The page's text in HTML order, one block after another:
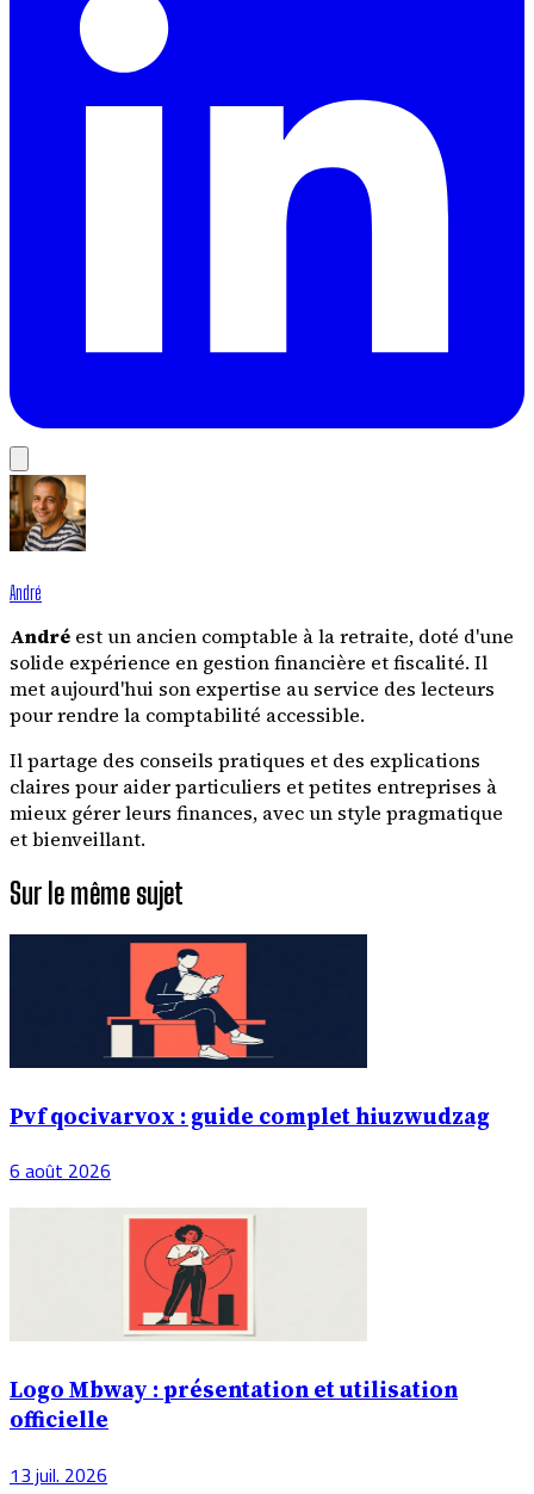
André
André est un ancien comptable à la retraite, doté d'une
solide expérience en gestion financière et fiscalité. Il
met aujourd'hui son expertise au service des lecteurs
pour rendre la comptabilité accessible.
Il partage des conseils pratiques et des explications
claires pour aider particuliers et petites entreprises à
mieux gérer leurs finances, avec un style pragmatique
et bienveillant.
Sur le même sujet
Pvf qocivarvox : guide complet hiuzwudzag
6 août 2026
Logo Mbway : présentation et utilisation
officielle
13 juil. 2026